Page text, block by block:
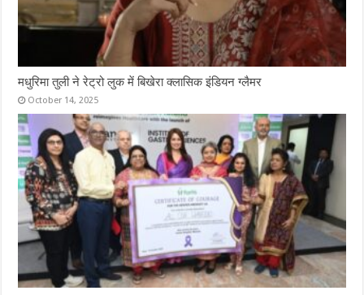
मधुरिमा तुली ने रेट्रो लुक में बिखेरा क्लासिक इंडियन ग्लैमर
October 14, 2025